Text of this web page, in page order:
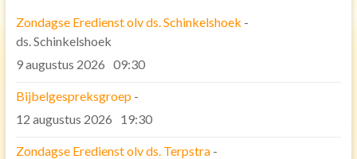
Diaconie
Pastoraat
Toerusting
Communicatie
Veilige Kerk
Zondagse Eredienst olv ds. Schinkelshoek -
ds. Schinkelshoek
9 augustus 2026 09:30
Bijbelgespreksgroep-
12 augustus 2026
19:30
Zondagse Eredienst olv ds. Terpstra-